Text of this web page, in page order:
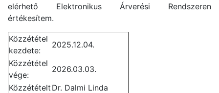
elérhető Elektronikus Árverési Rendszeren
értékesítem.
Közzététel
kezdete:
2025.12.04.
Közzététel
vége:
2026.03.03.
Közzétételt Dr. Dalmi Linda